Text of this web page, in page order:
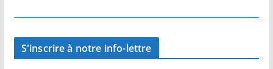
S'inscrire à notre info-lettre